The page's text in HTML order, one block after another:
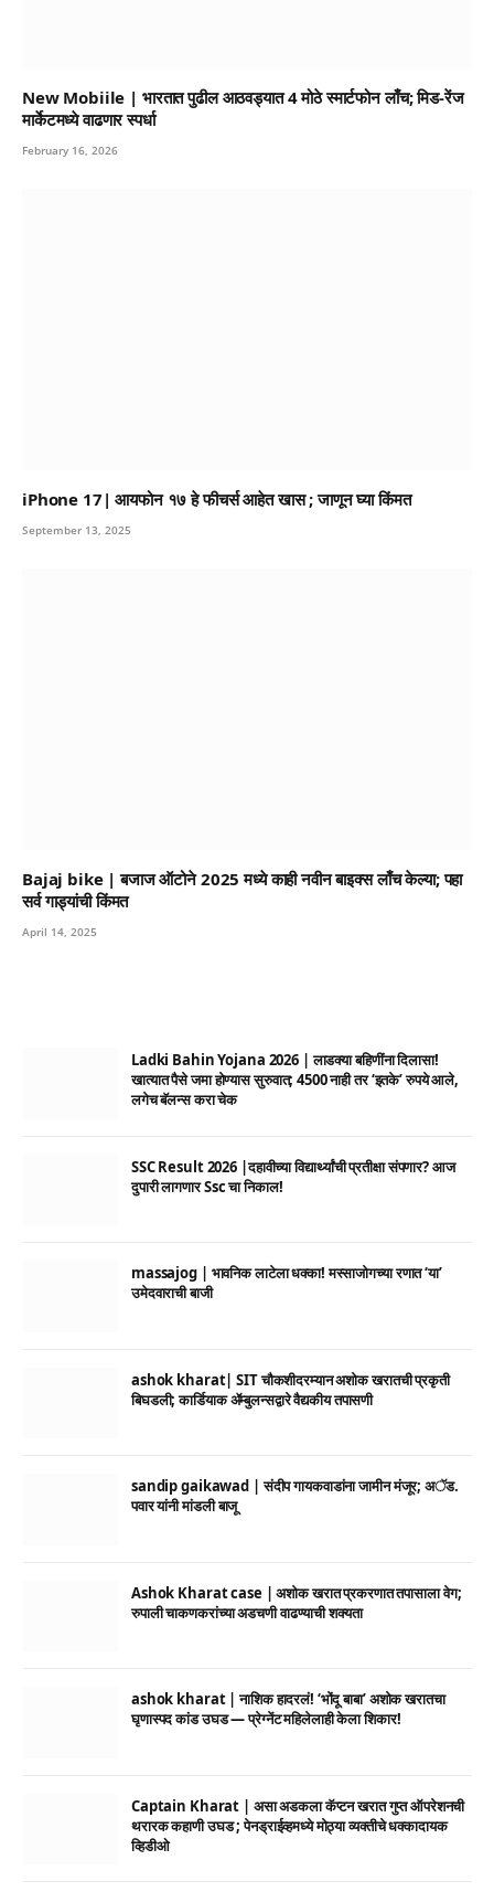
New Mobiile | भारतात पुढील आठवड्यात 4 मोठे स्मार्टफोन लाँच; मिड-रेंज
मार्केटमध्ये वाढणार स्पर्धा
February 16, 2026
iPhone 17| आयफोन १७ हे फीचर्स आहेत खास ; जाणून घ्या किंमत
September 13, 2025
Bajaj bike | बजाज ऑटोने 2025 मध्ये काही नवीन बाइक्स लाँच केल्या; पहा
सर्व गाड्यांची किंमत
April 14, 2025
Ladki Bahin Yojana 2026 | लाडक्या बहिणींना दिलासा!
खात्यात पैसे जमा होण्यास सुरुवात; 4500 नाही तर ‘इतके’ रुपये आले,
लगेच बॅलन्स करा चेक
SSC Result 2026 |दहावीच्या विद्यार्थ्यांची प्रतीक्षा संपणार? आज
दुपारी लागणार Ssc चा निकाल!
massajog | भावनिक लाटेला धक्का! मस्साजोगच्या रणात ‘या’
उमेदवाराची बाजी
ashok kharat| SIT चौकशीदरम्यान अशोक खरातची प्रकृती
बिघडली; कार्डियाक ॲम्बुलन्सद्वारे वैद्यकीय तपासणी
sandip gaikawad | संदीप गायकवाडांना जामीन मंजूर; अॅड.
पवार यांनी मांडली बाजू
Ashok Kharat case | अशोक खरात प्रकरणात तपासाला वेग;
रुपाली चाकणकरांच्या अडचणी वाढण्याची शक्यता
ashok kharat | नाशिक हादरलं! ‘भोंदू बाबा’ अशोक खरातचा
घृणास्पद कांड उघड — प्रेग्नेंट महिलेलाही केला शिकार!
Captain Kharat | असा अडकला कॅप्टन खरात गुप्त ऑपरेशनची
थरारक कहाणी उघड ; पेनड्राईव्हमध्ये मोठ्या व्यक्तीचे धक्कादायक
व्हिडीओ